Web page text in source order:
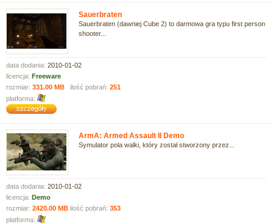
Sauerbraten
Sauerbraten (dawniej Cube 2) to darmowa gra typu first person
shooter...
data dodania: 2010-01-02
licencja: Freeware
rozmiar: 331.00 MB ilość pobrań: 251
platforma:
ArmA: Armed Assault II Demo
Symulator pola walki, który został stworzony przez...
data dodania: 2010-01-02
licencja: Demo
rozmiar: 2420.00 MB ilość pobrań: 353
platforma: